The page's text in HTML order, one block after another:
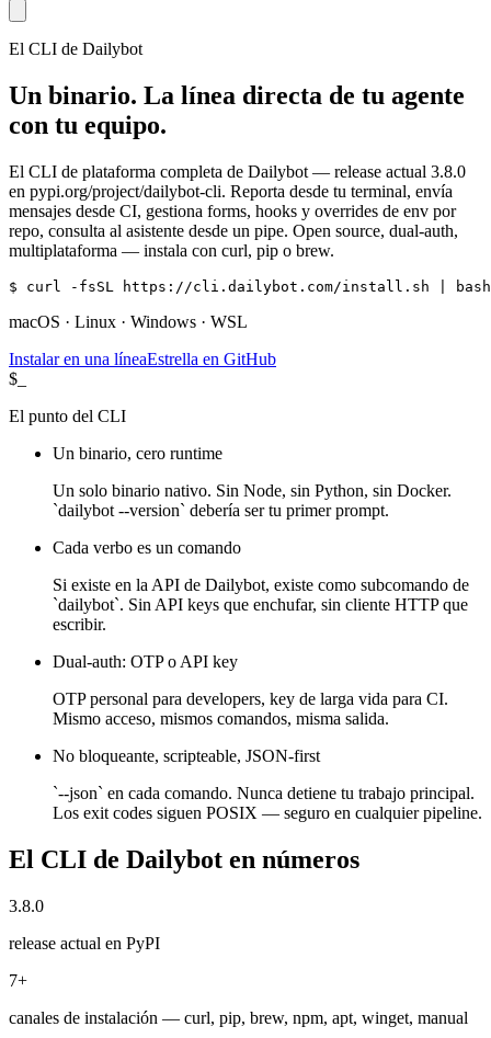
El CLI de Dailybot
Un binario. La línea directa de tu agente
con tu equipo.
El CLI de plataforma completa de Dailybot — release actual 3.8.0
en pypi.org/project/dailybot-cli. Reporta desde tu terminal, envía
mensajes desde CI, gestiona forms, hooks y overrides de env por
repo, consulta al asistente desde un pipe. Open source, dual-auth,
multiplataforma — instala con curl, pip o brew.
$ curl -fsSL https://cli.dailybot.com/install.sh | bash
macOS · Linux · Windows · WSL
Instalar en una líneaEstrella en GitHub
$_
El punto del CLI
Un binario, cero runtime
Un solo binario nativo. Sin Node, sin Python, sin Docker.
`dailybot --version` debería ser tu primer prompt.
Cada verbo es un comando
Si existe en la API de Dailybot, existe como subcomando de
`dailybot`. Sin API keys que enchufar, sin cliente HTTP que
escribir.
Dual-auth: OTP o API key
OTP personal para developers, key de larga vida para CI.
Mismo acceso, mismos comandos, misma salida.
No bloqueante, scripteable, JSON-first
`--json` en cada comando. Nunca detiene tu trabajo principal.
Los exit codes siguen POSIX — seguro en cualquier pipeline.
El CLI de Dailybot en números
3.8.0
release actual en PyPI
7+
canales de instalación — curl, pip, brew, npm, apt, winget, manual